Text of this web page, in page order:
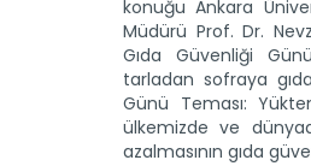
konuğu Ankara
Müdürü Prof. Dr.
Gıda Güvenliği
tarladan sofraya
Günü Teması:
ülkemizde ve
azalmasının gıda